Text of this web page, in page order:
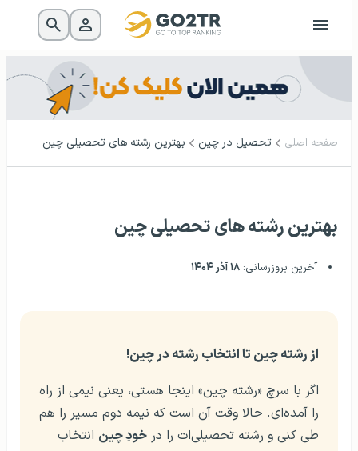
صفحه اصلی تحصیل در چین بهترین رشته های تحصیلی چین
بهترین رشته های تحصیلی چین
آخرین بروزرسانی: ۱۸ آذر ۱۴۰۴
از رشته چین تا انتخاب رشته در چین!
اگر با سرچ «رشته چین» اینجا هستی، یعنی نیمی از راه
را آمده‌ای. حالا وقت آن است که نیمه دوم مسیر را هم
طی کنی و رشته تحصیلی‌ات را در خودِ چین انتخاب